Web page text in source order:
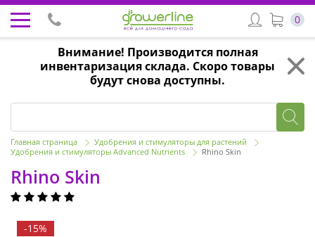
Внимание! Производится полная
инвентаризация склада. Скоро товары
будут снова доступны.
0
Главная страница
Удобрения и стимуляторы для растений
Удобрения и стимуляторы Advanced Nutrients
Rhino Skin
Rhino Skin
-15%